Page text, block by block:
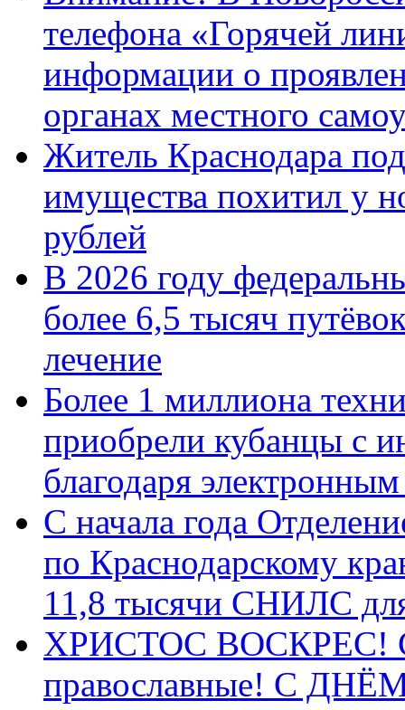
телефона «Горячей
информации о
органах местного
Житель Краснодара
имущества похитил у
рублей
В 2026 году
более 6,5 тысяч
лечение
Более 1 миллиона
приобрели кубанцы с
благодаря
С начала года
по Краснодарскому
11,8 тысячи СНИЛС
ХРИСТОС ВОСКРЕС! С
православные! C